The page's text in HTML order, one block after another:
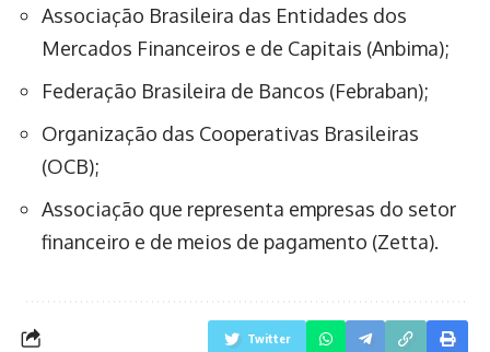
Associação Brasileira das Entidades dos
Mercados Financeiros e de Capitais (Anbima);
Federação Brasileira de Bancos (Febraban);
Organização das Cooperativas Brasileiras
(OCB);
Associação que representa empresas do setor
financeiro e de meios de pagamento (Zetta).
Twitter